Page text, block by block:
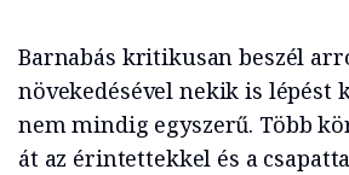
Barnabás kritikusan beszél
növekedésével nekik is lépést
nem mindig egyszerű. Több
át az érintettekkel és a